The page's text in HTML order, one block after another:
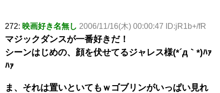
272: 映画好き名無し 2006/11/16(木) 00:00:47 ID:jR1b+/fR
マジックダンスが一番好きだ！
シーンはじめの、顔を伏せてるジャレス様(*´д｀*)ﾊｧ
ﾊｧ
ま、それは置いといてもｗゴブリンがいっぱい見れ